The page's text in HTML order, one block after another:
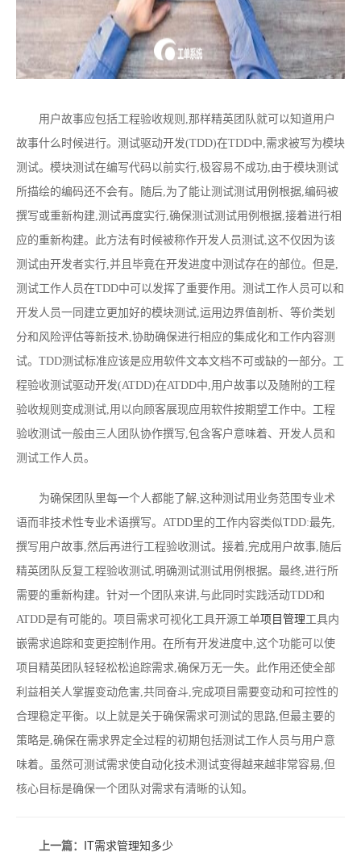
用户故事应包括工程验收规则,那样精英团队就可以知道用户
故事什么时候进行。测试驱动开发(TDD)在TDD中,需求被写为模块
测试。模块测试在编写代码以前实行,极容易不成功,由于模块测试
所描绘的编码还不会有。随后,为了能让测试测试用例根据,编码被
撰写或重新构建,测试再度实行,确保测试测试用例根据,接着进行相
应的重新构建。此方法有时候被称作开发人员测试,这不仅因为该
测试由开发者实行,并且毕竟在开发进度中测试存在的部位。但是,
测试工作人员在TDD中可以发挥了重要作用。测试工作人员可以和
开发人员一同建立更加好的模块测试,运用边界值剖析、等价类划
分和风险评估等新技术,协助确保进行相应的集成化和工作内容测
试。TDD测试标准应该是应用软件文本文档不可或缺的一部分。工
程验收测试驱动开发(ATDD)在ATDD中,用户故事以及随附的工程
验收规则变成测试,用以向顾客展现应用软件按期望工作中。工程
验收测试一般由三人团队协作撰写,包含客户意味着、开发人员和
测试工作人员。
为确保团队里每一个人都能了解,这种测试用业务范围专业术
语而非技术性专业术语撰写。ATDD里的工作内容类似TDD:最先,
撰写用户故事,然后再进行工程验收测试。接着,完成用户故事,随后
精英团队反复工程验收测试,明确测试测试用例根据。最终,进行所
需要的重新构建。针对一个团队来讲,与此同时实践活动TDD和
ATDD是有可能的。项目需求可视化工具开源工单项目管理工具内
嵌需求追踪和变更控制作用。在所有开发进度中,这个功能可以使
项目精英团队轻轻松松追踪需求,确保万无一失。此作用还使全部
利益相关人掌握变动危害,共同奋斗,完成项目需要变动和可控性的
合理稳定平衡。以上就是关于确保需求可测试的思路,但最主要的
策略是,确保在需求界定全过程的初期包括测试工作人员与用户意
味着。虽然可测试需求使自动化技术测试变得越来越非常容易,但
核心目标是确保一个团队对需求有清晰的认知。
上一篇： IT需求管理知多少